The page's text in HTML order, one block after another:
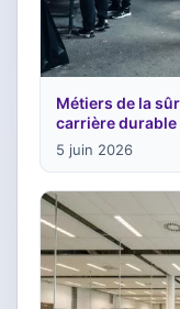
Métiers de la
carrière
5 juin 2026